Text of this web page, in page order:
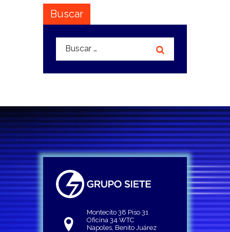
Buscar
Buscar:
Montecito 38 Piso 31
Oficina 34 WTC
Napoles, Benito Juárez